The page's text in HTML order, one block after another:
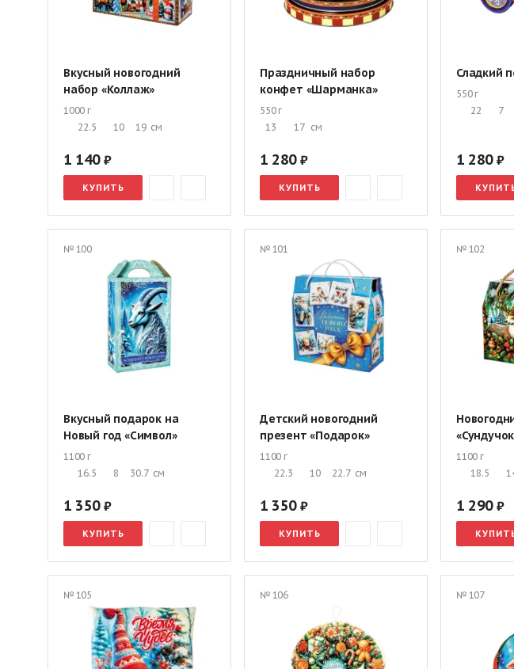
Вкусный новогодний
набор «Коллаж»
1000 г
22.5
10 19 см
1 140
КУПИТЬ
Праздничный набор
конфет «Шарманка»
550 г
13
17 см
1 280
КУПИТЬ
Сладкий
550 г
22
7
1 280
№ 100
Вкусный подарок на
Новый год «Символ»
1100 г
16.5
8 30.7 см
1 350
КУПИТЬ
№ 101
Детский новогодний
презент «Подарок»
1100 г
22.3
10 22.7 см
1 350
КУПИТЬ
№ 102
1100 г
18.5
1 290
№ 105 № 106 № 107